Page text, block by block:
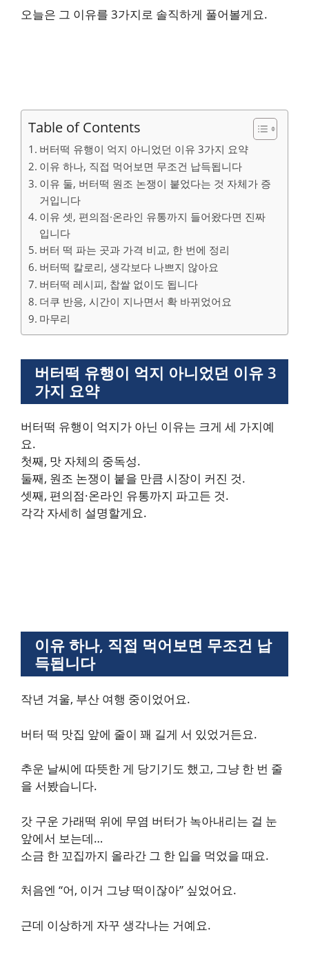
오늘은 그 이유를 3가지로 솔직하게 풀어볼게요.
Table of Contents
버터떡 유행이 억지 아니었던 이유 3가지 요약
이유 하나, 직접 먹어보면 무조건 납득됩니다
이유 둘, 버터떡 원조 논쟁이 붙었다는 것 자체가 증
거입니다
이유 셋, 편의점·온라인 유통까지 들어왔다면 진짜
입니다
버터 떡 파는 곳과 가격 비교, 한 번에 정리
버터떡 칼로리, 생각보다 나쁘지 않아요
버터떡 레시피, 찹쌀 없이도 됩니다
더쿠 반응, 시간이 지나면서 확 바뀌었어요
마무리
버터떡 유행이 억지 아니었던 이유 3
가지 요약
버터떡 유행이 억지가 아닌 이유는 크게 세 가지예
요.
첫째, 맛 자체의 중독성.
둘째, 원조 논쟁이 붙을 만큼 시장이 커진 것.
셋째, 편의점·온라인 유통까지 파고든 것.
각각 자세히 설명할게요.
이유 하나, 직접 먹어보면 무조건 납
득됩니다
작년 겨울, 부산 여행 중이었어요.
버터 떡 맛집 앞에 줄이 꽤 길게 서 있었거든요.
추운 날씨에 따뜻한 게 당기기도 했고, 그냥 한 번 줄
을 서봤습니다.
갓 구운 가래떡 위에 무염 버터가 녹아내리는 걸 눈
앞에서 보는데…
소금 한 꼬집까지 올라간 그 한 입을 먹었을 때요.
처음엔 “어, 이거 그냥 떡이잖아” 싶었어요.
근데 이상하게 자꾸 생각나는 거예요.